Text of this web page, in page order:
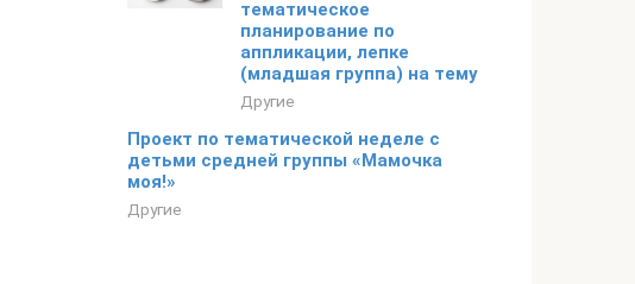
тематическое
планирование по
аппликации, лепке
(младшая группа) на тему
Другие
Проект по тематической неделе с
детьми средней группы «Мамочка
моя!»
Другие